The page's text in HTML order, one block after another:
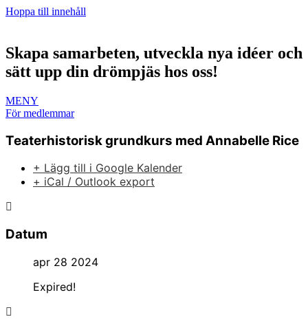
Hoppa till innehåll
Skapa samarbeten, utveckla nya idéer och
sätt upp din drömpjäs hos oss!
MENY
För medlemmar
Teaterhistorisk grundkurs med Annabelle Rice
+ Lägg till i Google Kalender
+ iCal / Outlook export
Datum
apr 28 2024
Expired!